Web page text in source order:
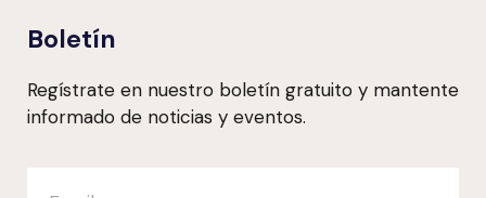
Boletín
Regístrate en nuestro boletín gratuito y mantente
informado de noticias y eventos.